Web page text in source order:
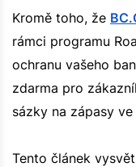
Kromě toho, že
rámci programu
ochranu vašeho
zdarma pro
sázky na zápasy
Tento článek